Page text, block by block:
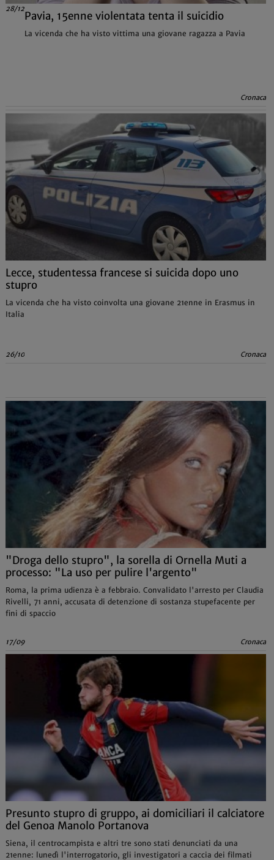
Pavia, 15enne violentata tenta il suicidio
La vicenda che ha visto vittima una giovane ragazza a Pavia
28/12
Cronaca
Lecce, studentessa francese si suicida dopo uno
stupro
La vicenda che ha visto coinvolta una giovane 21enne in Erasmus in
Italia
26/10 Cronaca
"Droga dello stupro", la sorella di Ornella Muti a
processo: "La uso per pulire l'argento"
Roma, la prima udienza è a febbraio. Convalidato l'arresto per Claudia
Rivelli, 71 anni, accusata di detenzione di sostanza stupefacente per
fini di spaccio
17/09 Cronaca
Presunto stupro di gruppo, ai domiciliari il calciatore
del Genoa Manolo Portanova
Siena, il centrocampista e altri tre sono stati denunciati da una
21enne: lunedì l'interrogatorio, gli investigatori a caccia dei filmati